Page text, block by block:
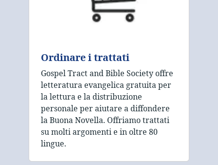
Ordinare i trattati
Gospel Tract and Bible Society offre
letteratura evangelica gratuita per
la lettura e la distribuzione
personale per aiutare a diffondere
la Buona Novella. Offriamo trattati
su molti argomenti e in oltre 80
lingue.